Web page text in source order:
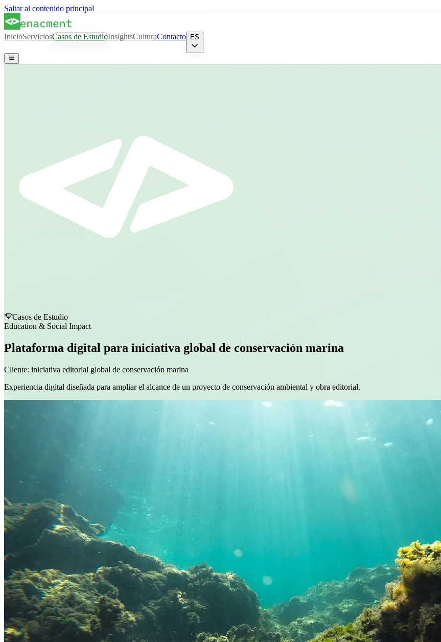
Saltar al contenido principal
InicioServiciosCasos de EstudioInsightsCulturaContacto ES
Casos de Estudio
Education & Social Impact
Plataforma digital para iniciativa global de conservación marina
Cliente: iniciativa editorial global de conservación marina
Experiencia digital diseñada para ampliar el alcance de un proyecto de conservación ambiental y obra editorial.